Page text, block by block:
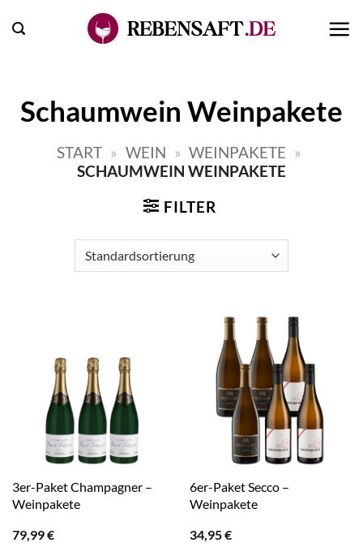
Inhalt
Schaumwein Weinpakete
START » WEIN » WEINPAKETE »
SCHAUMWEIN WEINPAKETE
FILTER
3er-Paket Champagner –
Weinpakete
79,99€
6er-Paket Secco –
Weinpakete
34,95€